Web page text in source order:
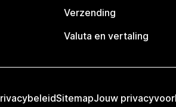
Verzending
Valuta en vertaling
SitemapJouw